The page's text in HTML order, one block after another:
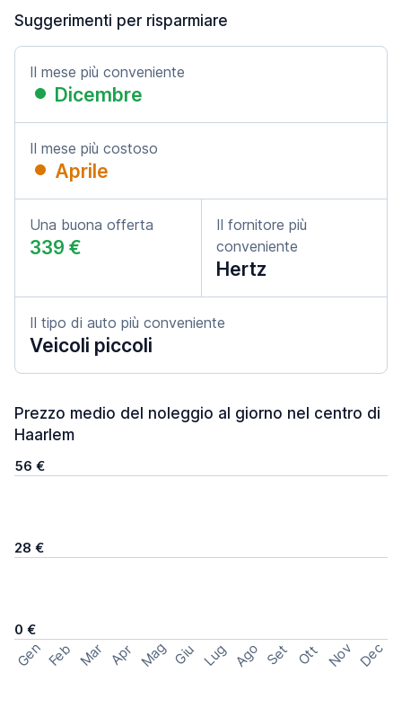
Suggerimenti per risparmiare
Il mese più conveniente
Dicembre
Il mese più costoso
Aprile
Una buona offerta
339 €
Il fornitore più
conveniente
Hertz
Il tipo di auto più conveniente
Veicoli piccoli
Prezzo medio del noleggio al giorno nel centro di
Haarlem
56 €
28 €
0 €
Gen Feb Mar Apr Mag Giu Lug Ago Set Ott Nov Dec